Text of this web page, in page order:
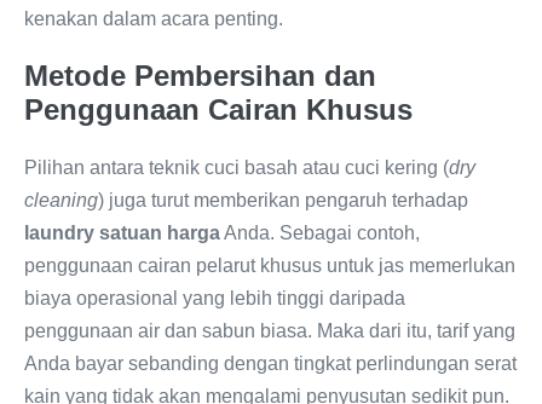
kenakan dalam acara penting.
Metode Pembersihan dan
Penggunaan Cairan Khusus
Pilihan antara teknik cuci basah atau cuci kering (dry
cleaning) juga turut memberikan pengaruh terhadap
laundry satuan hargaAnda. Sebagai contoh,
penggunaan cairan pelarut khusus untuk jas memerlukan
biaya operasional yang lebih tinggi daripada
penggunaan air dan sabun biasa. Maka dari itu, tarif yang
Anda bayar sebanding dengan tingkat perlindungan serat
kain yang tidak akan mengalami penyusutan sedikit pun.